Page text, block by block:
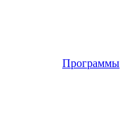
Программы